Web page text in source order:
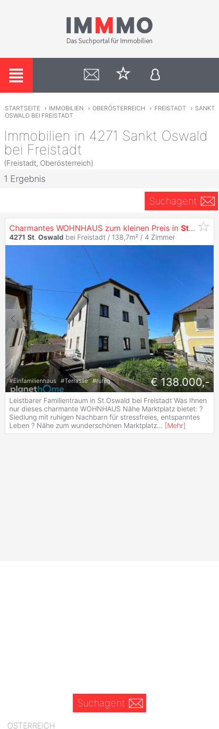
STARTSEITE › IMMOBILIEN › OBERÖSTERREICH › FREISTADT › SANKT
OSWALD BEI FREISTADT
Immobilien in 4271 Sankt Oswald
bei Freistadt
(Freistadt, Oberösterreich)
1 Ergebnis
Suchagent
Charmantes WOHNHAUS zum kleinen Preis in St.
4271 St. Oswald bei Freistadt / 138,7m² / 4 Zimmer
#Einfamilienhaus #Terrasse #ruhig € 138.000,-
Leistbarer Familientraum in St.Oswald bei Freistadt Was Ihnen
nur dieses charmante WOHNHAUS Nähe Marktplatz bietet: ?
Siedlung mit ruhigen Nachbarn für stressfreies, entspanntes
Leben ? Nähe zum wunderschönen Marktplatz... [Mehr]
Suchagent
ÖSTERREICH